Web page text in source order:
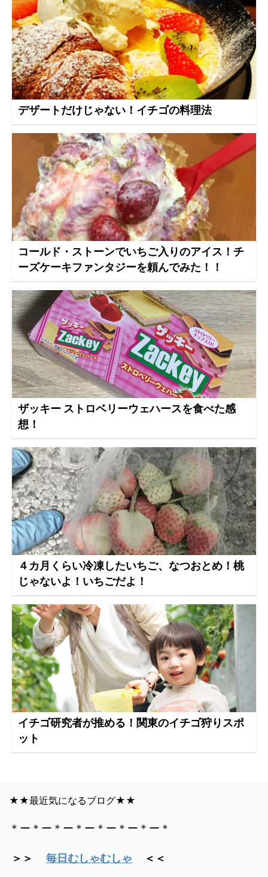
デザートだけじゃない！イチゴの料理法
コールド・ストーンでいちご入りのアイス！チ
ーズケーキファンタジーを頼んでみた！！
ザッキー ストロベリーウェハースを食べた感
想！
４カ月くらい冷凍したいちご、なつおとめ！桃
じゃないよ！いちごだよ！
イチゴ研究者が推める！関東のイチゴ狩りスポ
ット
★★最近気になるブログ★★
＊ー＊ー＊ー＊ー＊ー＊ー＊ー＊
＞＞ 毎日むしゃむしゃ ＜＜